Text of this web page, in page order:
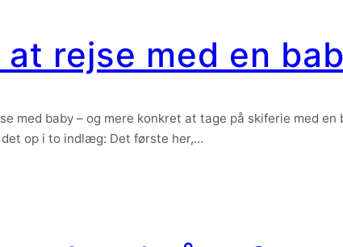
rejse med en
baby – og mere konkret at tage på skiferie med en
op i to indlæg: Det første her,…